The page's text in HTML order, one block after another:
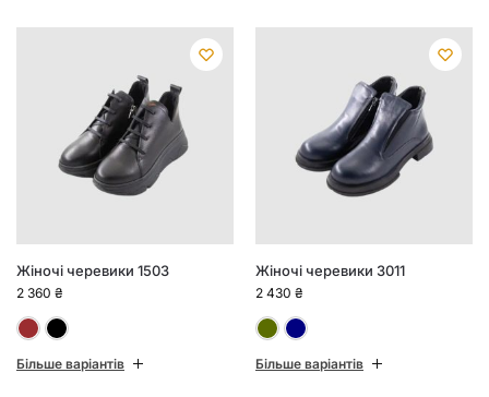
Жіночі черевики 1503
2 360 ₴
Більше варіантів
Жіночі черевики 3011
2 430 ₴
Більше варіантів